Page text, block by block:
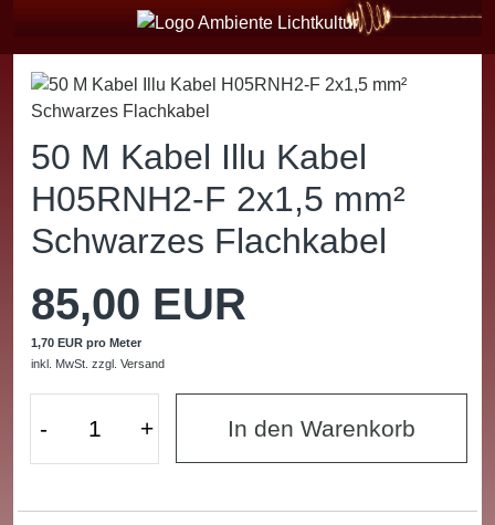
50 M Kabel Illu Kabel
H05RNH2-F 2x1,5 mm²
Schwarzes Flachkabel
85,00 EUR
1,70 EUR pro Meter
inkl. MwSt. zzgl. Versand
- + In den Warenkorb